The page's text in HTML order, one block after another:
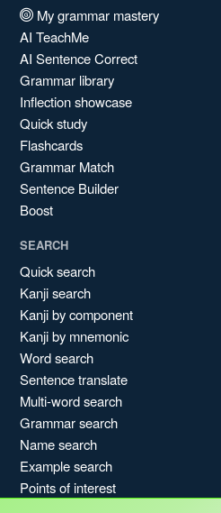
My grammar mastery
AI TeachMe
AI Sentence Correct
Grammar library
Inflection showcase
Quick study
Flashcards
Grammar Match
Sentence Builder
Boost
SEARCH
Quick search
Kanji search
Kanji by component
Kanji by mnemonic
Word search
Sentence translate
Multi-word search
Grammar search
Name search
Example search
Points of interest